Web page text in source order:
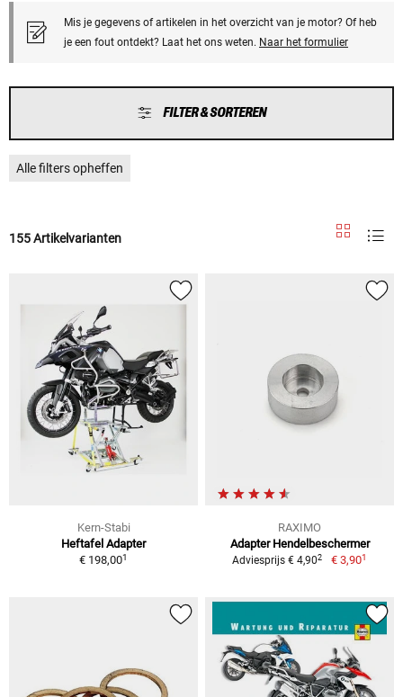
Mis je gegevens of artikelen in het overzicht van je motor? Of heb
je een fout ontdekt? Laat het ons weten. Naar het formulier
FILTER & SORTEREN
Alle filters opheffen
155 Artikelvarianten
Kern-Stabi
Heftafel Adapter
€ 198,001
RAXIMO
Adapter Hendelbeschermer
Adviesprijs € 4,902 € 3,901